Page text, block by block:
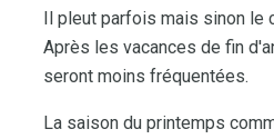
Il pleut parfois mais sinon le
Après les vacances de fin
seront moins fréquentées.
La saison du printemps